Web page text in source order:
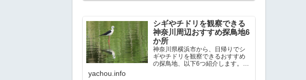
シギやチドリを観察できる
神奈川周辺おすすめ探鳥地6
か所
神奈川県横浜市から、日帰りでシ
ギやチドリを観察できるおすすめ
の探鳥地、以下6つ紹介します。こ
yachou.info